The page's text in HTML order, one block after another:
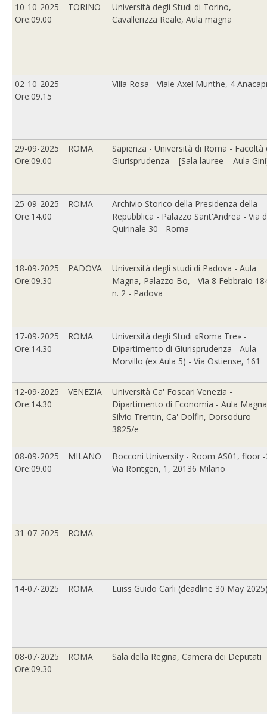
10-10-2025
Ore:09.00
TORINO
Università degli Studi di Torino,
Cavallerizza Reale, Aula magna
02-10-2025
Ore:09.15
Villa Rosa - Viale Axel Munthe, 4
29-09-2025
Ore:09.00
ROMA
Sapienza - Università di Roma - Facoltà
Giurisprudenza – [Sala lauree – Aula
25-09-2025
Ore:14.00
ROMA
Archivio Storico della Presidenza della
Repubblica - Palazzo Sant'Andrea - Via
Quirinale 30 - Roma
18-09-2025
Ore:09.30
PADOVA
Università degli studi di Padova - Aula
Magna, Palazzo Bo, - Via 8 Febbraio
n. 2 - Padova
17-09-2025
Ore:14.30
ROMA
Università degli Studi «Roma Tre» -
Dipartimento di Giurisprudenza - Aula
Morvillo (ex Aula 5) - Via Ostiense, 161
12-09-2025
Ore:14.30
VENEZIA
Università Ca' Foscari Venezia -
Dipartimento di Economia - Aula Magna
Silvio Trentin, Ca' Dolfin, Dorsoduro
3825/e
08-09-2025
Ore:09.00
MILANO
Bocconi University - Room AS01, floor
Via Röntgen, 1, 20136 Milano
31-07-2025 ROMA
14-07-2025 ROMA Luiss Guido Carli (deadline 30 May
08-07-2025
Ore:09.30
ROMA Sala della Regina, Camera dei Deputati